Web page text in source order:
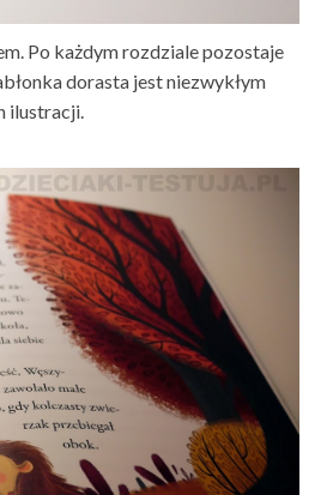
Po każdym rozdziale pozostaje
dorasta jest niezwykłym
ilustracji.